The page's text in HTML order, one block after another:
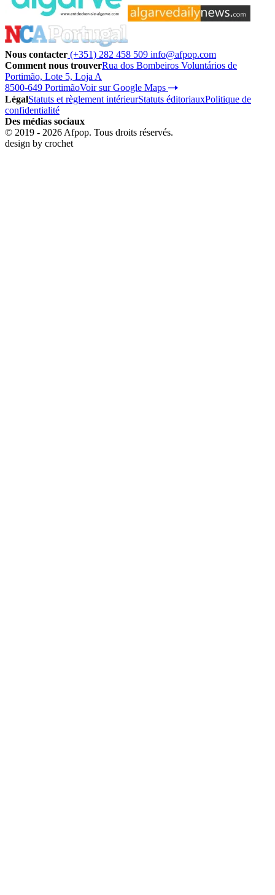
Nous contacter (+351) 282 458 509 info@afpop.com
Comment nous trouverRua dos Bombeiros Voluntários de
Portimão, Lote 5, Loja A
8500-649 PortimãoVoir sur Google Maps
LégalStatuts et règlement intérieurStatuts éditoriauxPolitique de
confidentialité
Des médias sociaux
© 2019 - 2026 Afpop. Tous droits réservés.
design by crochet